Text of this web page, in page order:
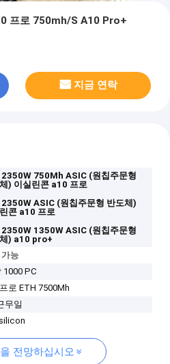
프로 750mh/S A10 Pro+
지금 연락
2350W 750Mh ASIC (원칩주문형
) 이실린콘 a10 프로
2350W ASIC (원칩주문형 반도체)
콘 a10 프로
2350W 1350W ASIC (원칩주문형
) a10 pro+
능
1000 PC
로 ETH 7500Mh
무일
전망하십시오